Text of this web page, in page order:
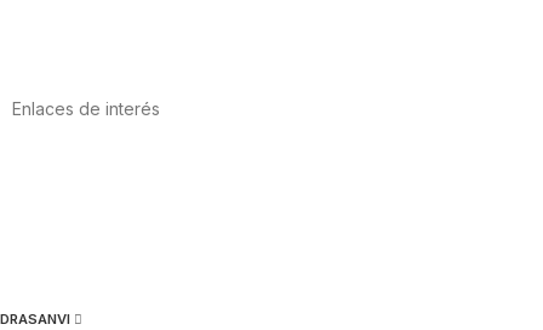
Enlaces de interés
DRASANVI